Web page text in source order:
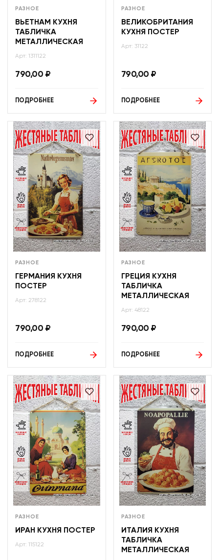
РАЗНОЕ
ВЬЕТНАМ КУХНЯ
ТАБЛИЧКА
МЕТАЛЛИЧЕСКАЯ
Арт: 1311122
790,00 ₽
ПОДРОБНЕЕ
РАЗНОЕ
ВЕЛИКОБРИТАНИЯ
КУХНЯ ПОСТЕР
Арт: 31122
790,00 ₽
ПОДРОБНЕЕ
РАЗНОЕ
ГЕРМАНИЯ КУХНЯ
ПОСТЕР
Арт: 278122
790,00 ₽
ПОДРОБНЕЕ
РАЗНОЕ
ГРЕЦИЯ КУХНЯ
ТАБЛИЧКА
МЕТАЛЛИЧЕСКАЯ
Арт: 48122
790,00 ₽
ПОДРОБНЕЕ
РАЗНОЕ
ИРАН КУХНЯ ПОСТЕР
Арт: 115122
РАЗНОЕ
ИТАЛИЯ КУХНЯ
ТАБЛИЧКА
МЕТАЛЛИЧЕСКАЯ